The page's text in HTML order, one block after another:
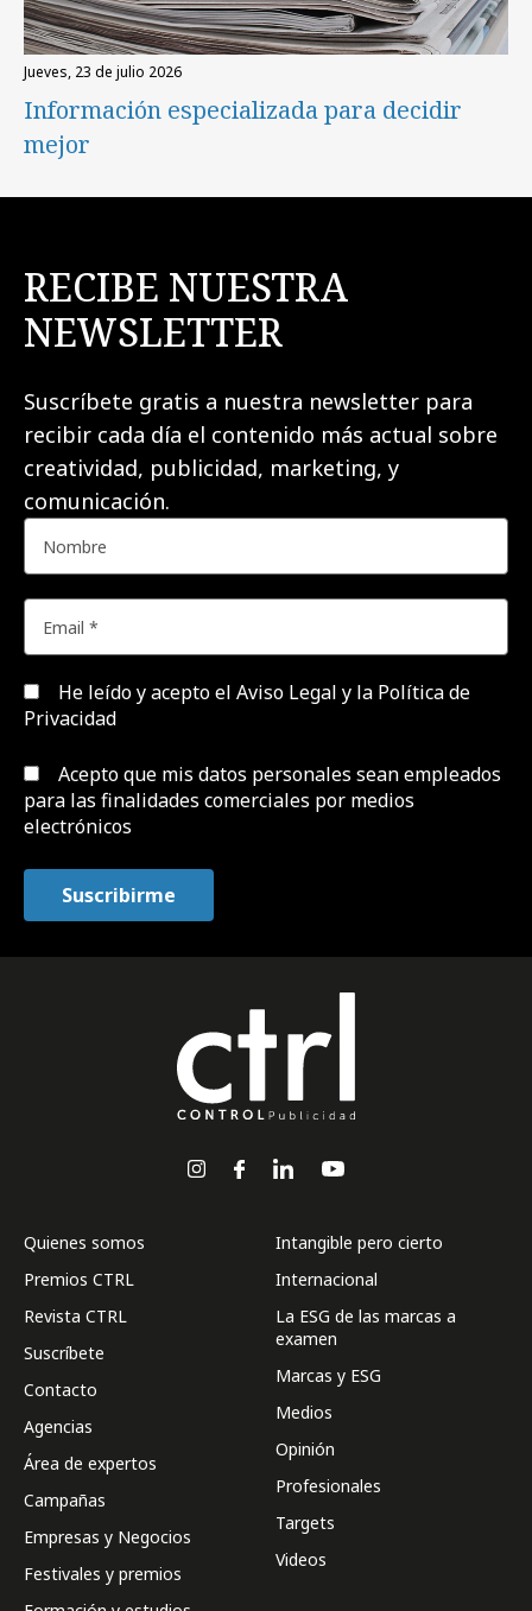
jueves, 23 de julio 2026
Información especializada para decidir
mejor
RECIBE NUESTRA
NEWSLETTER
Suscríbete gratis a nuestra newsletter para
recibir cada día el contenido más actual sobre
creatividad, publicidad, marketing, y
comunicación.
He leído y acepto el Aviso Legal y la Política de
Privacidad
Acepto que mis datos personales sean empleados
para las finalidades comerciales por medios
electrónicos
Quienes somos
Premios CTRL
Revista CTRL
Suscríbete
Contacto
Agencias
Área de expertos
Campañas
Empresas y Negocios
Festivales y premios
Intangible pero cierto
Internacional
La ESG de las marcas a
examen
Marcas y ESG
Medios
Opinión
Profesionales
Targets
Videos